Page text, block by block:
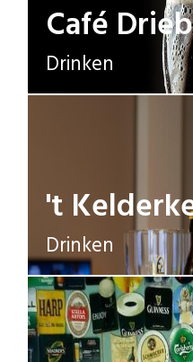
Café
Drinken
't
Drinken